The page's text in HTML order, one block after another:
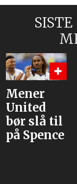
Mener
United
bør slå til
på Spence